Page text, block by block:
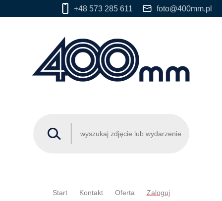
+48 573 285 611 foto@400mm.pl
Start Kontakt Oferta Zaloguj